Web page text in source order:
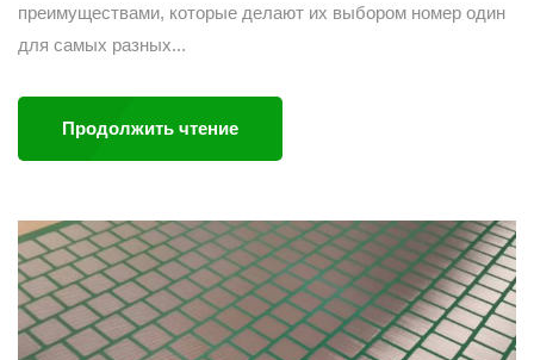
преимуществами, которые делают их выбором номер один
для самых разных...
Продолжить чтение